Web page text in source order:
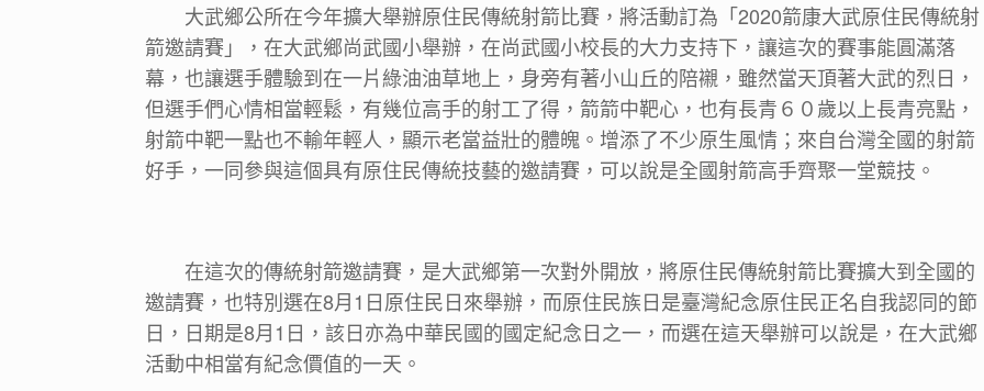
大武鄉公所在今年擴大舉辦原住民傳統射箭比賽，將活動訂為「2020箭康大武原住民傳統射
箭邀請賽」，在大武鄉尚武國小舉辦，在尚武國小校長的大力支持下，讓這次的賽事能圓滿落
幕，也讓選手體驗到在一片綠油油草地上，身旁有著小山丘的陪襯，雖然當天頂著大武的烈日，
但選手們心情相當輕鬆，有幾位高手的射工了得，箭箭中靶心，也有長青６０歲以上長青亮點，
射箭中靶一點也不輸年輕人，顯示老當益壯的體魄。增添了不少原生風情；來自台灣全國的射箭
好手，一同參與這個具有原住民傳統技藝的邀請賽，可以說是全國射箭高手齊聚一堂競技。
在這次的傳統射箭邀請賽，是大武鄉第一次對外開放，將原住民傳統射箭比賽擴大到全國的
邀請賽，也特別選在8月1日原住民日來舉辦，而原住民族日是臺灣紀念原住民正名自我認同的節
日，日期是8月1日，該日亦為中華民國的國定紀念日之一，而選在這天舉辦可以說是，在大武鄉
活動中相當有紀念價值的一天。